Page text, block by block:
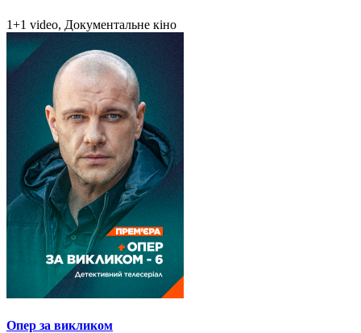
1+1 video, Документальне кіно
Опер за викликом